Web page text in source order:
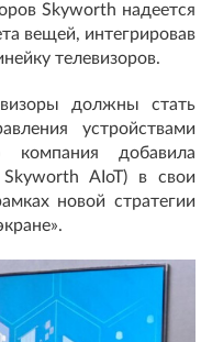
Skyworth надеется
вещей, интегрировав
телевизоров.
должны стать
устройствами
добавила
AIoT) в свои
новой стратегии